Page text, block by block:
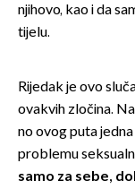
njihovo, kao i da
tijelu.
Rijedak je ovo
ovakvih zločina.
no ovog puta
problemu
samo za sebe,